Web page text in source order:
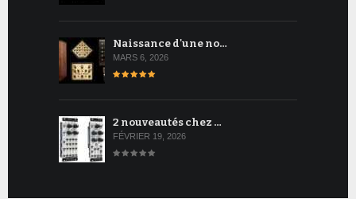
Naissance d'une no…
MARS 6, 2026
2 nouveautés chez …
FÉVRIER 19, 2026